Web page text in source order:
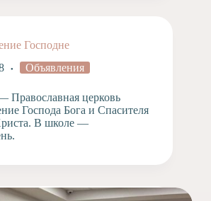
Господне
Объявления
Православная церковь
Господа Бога и Спасителя
В школе —